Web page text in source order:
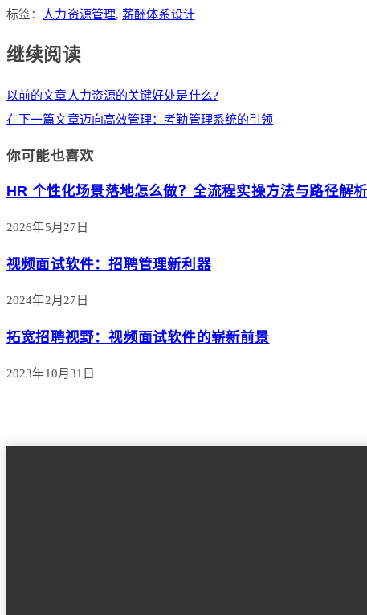
标签： 人力资源管理,薪酬体系设计
继续阅读
以前的文章人力资源的关键好处是什么?
在下一篇文章迈向高效管理：考勤管理系统的引领
你可能也喜欢
HR 个性化场景落地怎么做？全流程实操方法与路径解析
2026年5月27日
视频面试软件：招聘管理新利器
2024年2月27日
拓宽招聘视野：视频面试软件的崭新前景
2023年10月31日